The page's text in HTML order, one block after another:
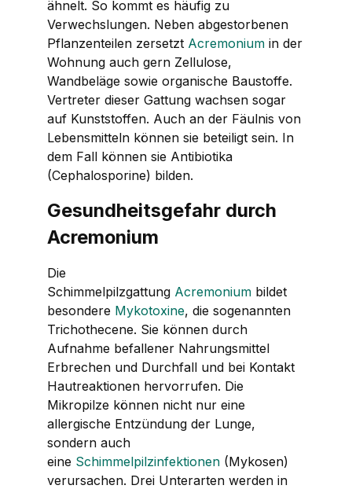
ähnelt. So kommt es häufig zu
Verwechslungen. Neben abgestorbenen
Pflanzenteilen zersetzt Acremonium in der
Wohnung auch gern Zellulose,
Wandbeläge sowie organische Baustoffe.
Vertreter dieser Gattung wachsen sogar
auf Kunststoffen. Auch an der Fäulnis von
Lebensmitteln können sie beteiligt sein. In
dem Fall können sie Antibiotika
(Cephalosporine) bilden.
Gesundheitsgefahr durch
Acremonium
Die
Schimmelpilzgattung Acremonium bildet
besondere Mykotoxine, die sogenannten
Trichothecene. Sie können durch
Aufnahme befallener Nahrungsmittel
Erbrechen und Durchfall und bei Kontakt
Hautreaktionen hervorrufen. Die
Mikropilze können nicht nur eine
allergische Entzündung der Lunge,
sondern auch
eine Schimmelpilzinfektionen (Mykosen)
verursachen. Drei Unterarten werden in